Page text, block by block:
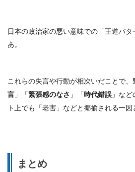
日本の政治家の悪い意味での「王道パ
あ。
これらの失言や行動が相次いだことで、
言 」「緊張感のなさ 」「時代錯誤 」な
ト上でも「老害 」などと揶揄される一因
まとめ